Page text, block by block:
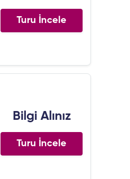
Turu İncele
Bilgi Alınız
Turu İncele